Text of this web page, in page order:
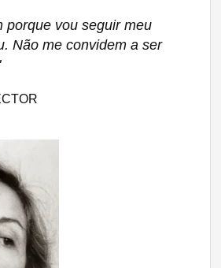
porque vou seguir meu
Não me convidem a ser